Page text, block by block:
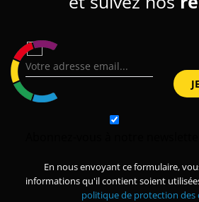
En nous envoyant ce formulaire,
informations qu'il contient soient
politique de protection des